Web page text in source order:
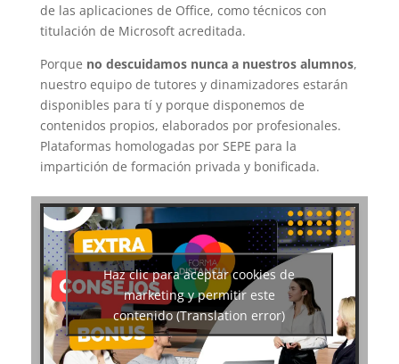
de las aplicaciones de Office, como técnicos con
titulación de Microsoft acreditada.
Porque no descuidamos nunca a nuestros alumnos,
nuestro equipo de tutores y dinamizadores estarán
disponibles para tí y porque disponemos de
contenidos propios, elaborados por profesionales.
Plataformas homologadas por SEPE para la
impartición de formación privada y bonificada.
Haz clic para aceptar cookies de
marketing y permitir este
contenido (Translation error)